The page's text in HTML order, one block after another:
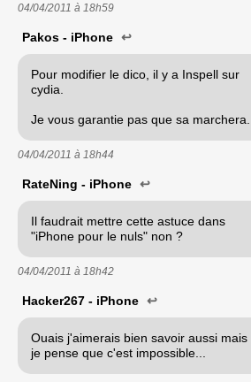
04/04/2011 à 18h59
Pakos - iPhone ↩
Pour modifier le dico, il y a Inspell sur
cydia.
Je vous garantie pas que sa marchera.
04/04/2011 à 18h44
RateNing - iPhone ↩
Il faudrait mettre cette astuce dans
"iPhone pour le nuls" non ?
04/04/2011 à 18h42
Hacker267 - iPhone ↩
Ouais j'aimerais bien savoir aussi mais
je pense que c'est impossible...